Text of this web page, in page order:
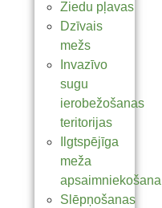
Ziedu pļavas
Dzīvais
mežs
Invazīvo
sugu
ierobežošanas
teritorijas
Ilgtspējīga
meža
apsaimniekošana
Slēpņošanas